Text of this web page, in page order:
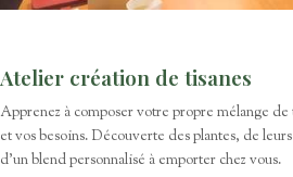
Atelier création de tisanes
Apprenez à composer votre propre mélange de
et vos besoins. Découverte des plantes, de
d'un blend personnalisé à emporter chez vous.